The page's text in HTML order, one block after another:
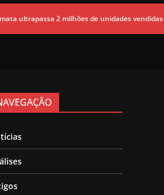
ultrapassa 2 milhões de unidades vendidas